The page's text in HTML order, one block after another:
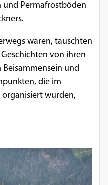
und Permafrostböden
waren, tauschten
von ihren
und
die im
organisiert wurden,